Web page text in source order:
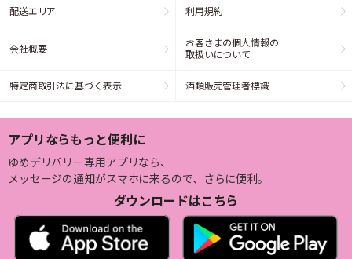
配送エリア 利用規約
会社概要
お客さまの個人情報の
取扱いについて
特定商取引法に基づく表示 酒類販売管理者標識
アプリならもっと便利に
ゆめデリバリー専用アプリなら、
メッセージの通知がスマホに来るので、さらに便利。
ダウンロードはこちら